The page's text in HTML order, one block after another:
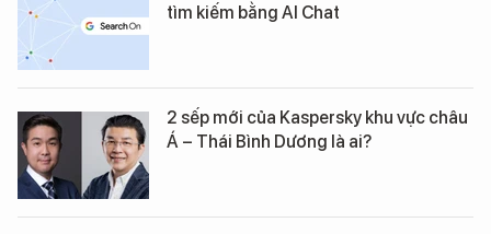
tìm kiếm bằng AI Chat
2 sếp mới của Kaspersky khu vực châu
Á – Thái Bình Dương là ai?